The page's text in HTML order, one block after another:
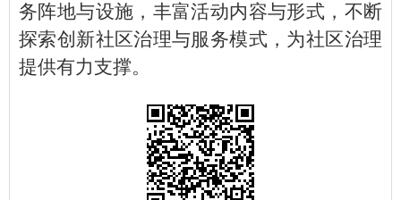
务阵地与设施，丰富活动内容与形式，不断
探索创新社区治理与服务模式，为社区治理
提供有力支撑。